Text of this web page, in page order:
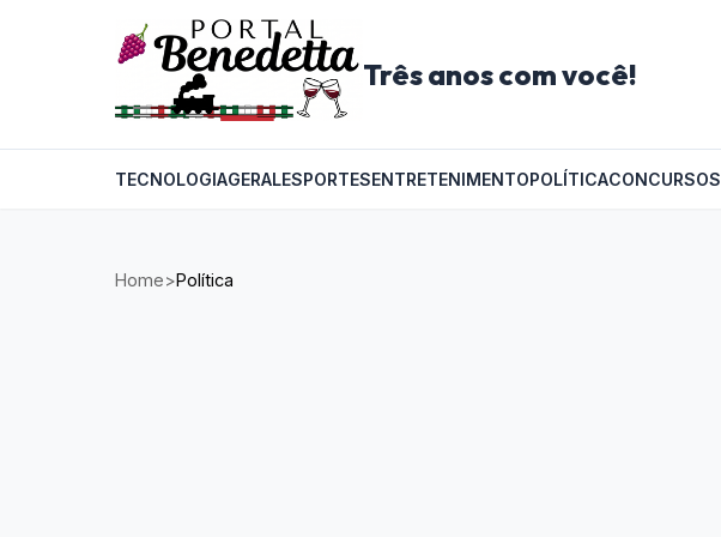
Três anos com você!
TECNOLOGIAGERALESPORTESENTRETENIMENTOPOLÍTICACONCURSOS
Home>Política